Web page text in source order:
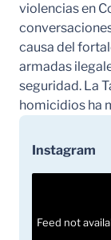
violencias en
causa del
armadas
seguridad. La
homicidios ha
Instagram
Feed not